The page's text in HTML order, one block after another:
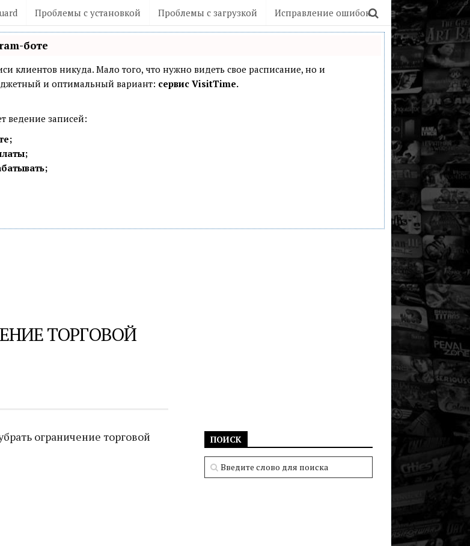
Проблемы с установкой Проблемы с загрузкой Исправление ошибок
боте
клиентов никуда. Мало того, что нужно видеть свое расписание, но и
и оптимальный вариант: сервис VisitTime.
ведение записей:
ТОРГОВОЙ
ограничение торговой
ПОИСК